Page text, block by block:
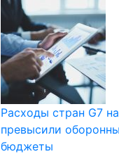
Расходы стран G7
превысили
бюджеты